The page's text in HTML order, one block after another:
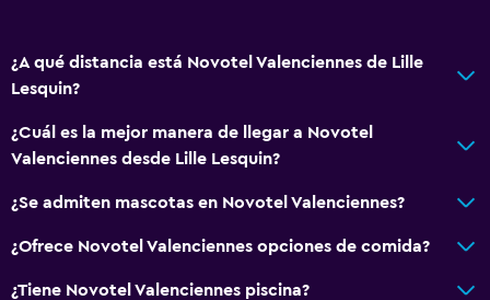
¿A qué distancia está Novotel Valenciennes de Lille
Lesquin?
¿Cuál es la mejor manera de llegar a Novotel
Valenciennes desde Lille Lesquin?
¿Se admiten mascotas en Novotel Valenciennes?
¿Ofrece Novotel Valenciennes opciones de comida?
¿Tiene Novotel Valenciennes piscina?